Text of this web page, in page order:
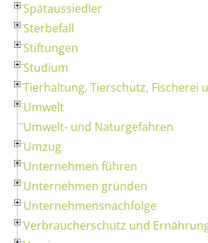
Spätaussiedler
Sterbefall
Stiftungen
Studium
Tierhaltung, Tierschutz, Fischerei
Umwelt
Umwelt- und Naturgefahren
Umzug
Unternehmen führen
Unternehmen gründen
Unternehmensnachfolge
Verbraucherschutz und